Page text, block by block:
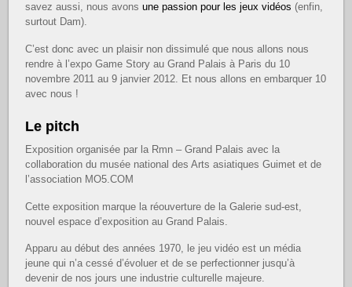
savez aussi, nous avonsune passion pour les jeux vidéos (enfin,
surtout Dam).
C’est donc avec un plaisir non dissimulé que nous allons nous
rendre à l’expo Game Story au Grand Palais à Paris du 10
novembre 2011 au 9 janvier 2012. Et nous allons en embarquer 10
avec nous !
Le pitch
Exposition organisée par la Rmn – Grand Palais avec la
collaboration du musée national des Arts asiatiques Guimet et de
l’association MO5.COM
Cette exposition marque la réouverture de la Galerie sud-est,
nouvel espace d’exposition au Grand Palais.
Apparu au début des années 1970, le jeu vidéo est un média
jeune qui n’a cessé d’évoluer et de se perfectionner jusqu’à
devenir de nos jours une industrie culturelle majeure.